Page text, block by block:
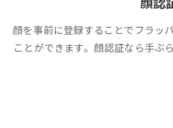
顔を事前に登録することでフラッ
ことができます。顔認証なら手ぶ